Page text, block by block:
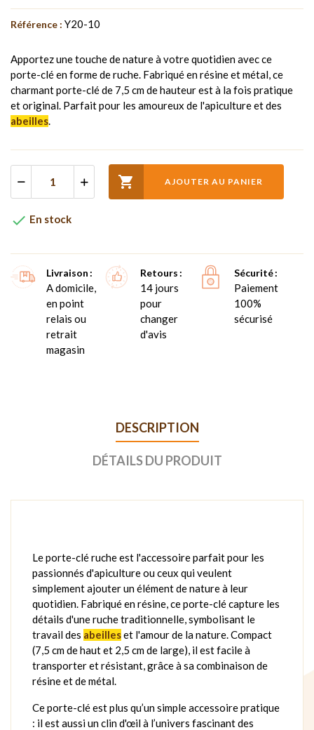
Référence : Y20-10
Apportez une touche de nature à votre quotidien avec ce
porte-clé en forme de ruche. Fabriqué en résine et métal, ce
charmant porte-clé de 7,5 cm de hauteur est à la fois pratique
et original. Parfait pour les amoureux de l'apiculture et des
abeilles.
 AJOUTER AU PANIER
 En stock
Livraison
A domicile,
en point
relais ou
retrait
magasin
Retours
14 jours
pour
changer
d'avis
Sécurité
Paiement
100%
sécurisé
DESCRIPTION
DÉTAILS DU PRODUIT
Le porte-clé ruche est l'accessoire parfait pour les
passionnés d'apiculture ou ceux qui veulent
simplement ajouter un élément de nature à leur
quotidien. Fabriqué en résine, ce porte-clé capture les
détails d'une ruche traditionnelle, symbolisant le
travail des abeilleset l'amour de la nature. Compact
(7,5 cm de haut et 2,5 cm de large), il est facile à
transporter et résistant, grâce à sa combinaison de
résine et de métal.
Ce porte-clé est plus qu’un simple accessoire pratique
: il est aussi un clin d'œil à l’univers fascinant des